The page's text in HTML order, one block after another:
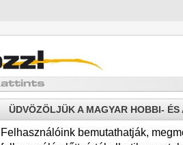
ÜDVÖZÖLJÜK A MAGYAR HOBBI-
Felhasználóink bemutathatják,